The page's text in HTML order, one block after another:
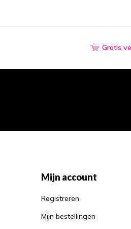
Gratis
Mijn account
Registreren
Mijn bestellingen